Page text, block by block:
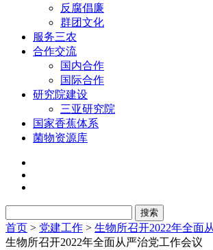
反腐倡廉
群团文化
服务三农
合作交流
国内合作
国际合作
研究院建设
三亚研究院
国家香蕉体系
菌物资源库
首页 > 党建工作 > 生物所召开2022年全面
生物所召开2022年全面从严治党工作会议